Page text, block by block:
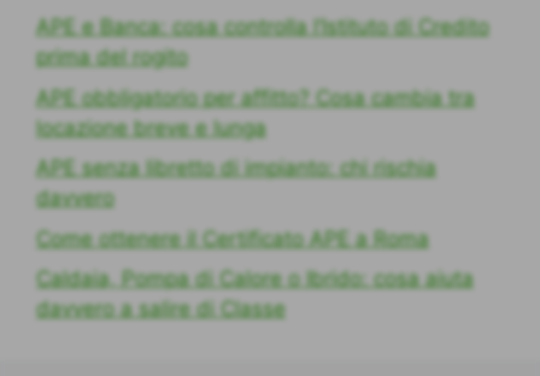
APE e Banca: cosa controlla l’Istituto di Credito
prima del rogito
APE obbligatorio per affitto? Cosa cambia tra
locazione breve e lunga
APE senza libretto di impianto: chi rischia
davvero
Come ottenere il Certificato APE a Roma
Caldaia, Pompa di Calore o Ibrido: cosa aiuta
davvero a salire di Classe